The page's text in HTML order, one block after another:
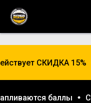
СКИДКА 15%
баллы